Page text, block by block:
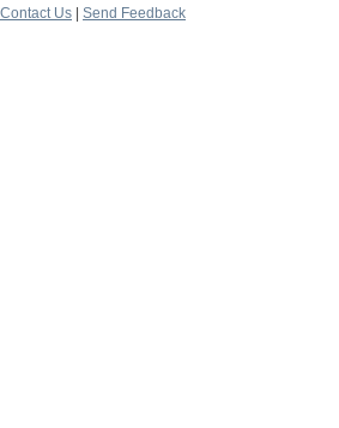
Contact Us
Send Feedback